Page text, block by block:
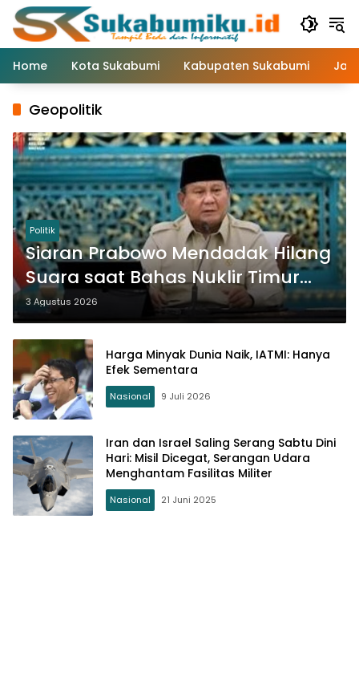
Langsung
konten
Home
Kota Sukabumi Kabupaten Sukabumi
Geopolitik
Politik
Siaran Prabowo Mendadak Hilang
Suara saat Bahas Nuklir Timur
Tengah, Pengamat: Jangan
Berspekulasi
3 Agustus 2026
Harga Minyak Dunia Naik, IATMI: Hanya
Efek Sementara
Nasional 9 Juli 2026
Iran dan Israel Saling Serang Sabtu Dini
Hari: Misil Dicegat, Serangan Udara
Menghantam Fasilitas Militer
Nasional 21 Juni 2025